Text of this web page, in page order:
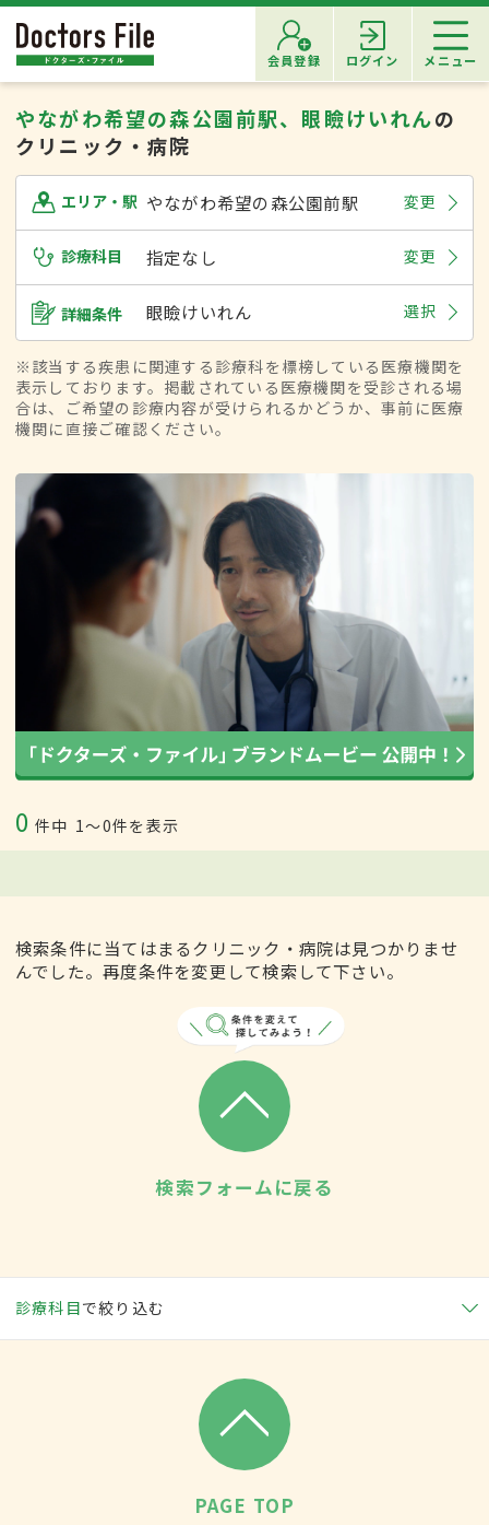
会員登録 ログイン メニュー
やながわ希望の森公園前駅、眼瞼けいれんの
クリニック・病院
エリア・駅 やながわ希望の森公園前駅 変更
診療科目 指定なし 変更
詳細条件 眼瞼けいれん 選択
※該当する疾患に関連する診療科を標榜している医療機関を
表示しております。掲載されている医療機関を受診される場
合は、ご希望の診療内容が受けられるかどうか、事前に医療
機関に直接ご確認ください。
0 件中 1〜0件を表示
検索条件に当てはまるクリニック・病院は見つかりませ
んでした。再度条件を変更して検索して下さい。
検索フォームに戻る
診療科目で絞り込む
PAGE TOP